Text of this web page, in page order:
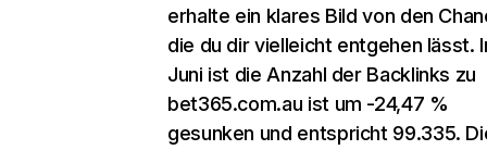
erhalte ein klares Bild von den
die du dir vielleicht entgehen lässt.
Juni ist die Anzahl der Backlinks zu
bet365.com.au ist um -24,47 %
gesunken und entspricht 99.335.